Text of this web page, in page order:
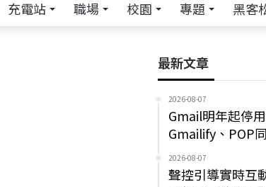
充電站 職場 校園 專題 黑客
最新文章
2026-08-07
Gmail明年起停
Gmailify、POP
2026-08-07
聲控引導實時互